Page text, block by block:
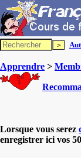
Apprendre >
Lorsque vous serez
enregistrer ici vos